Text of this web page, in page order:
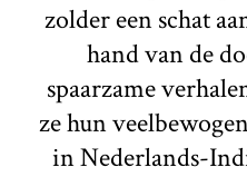
zolder een schat
hand van de
spaarzame
ze hun
in Nederlands-